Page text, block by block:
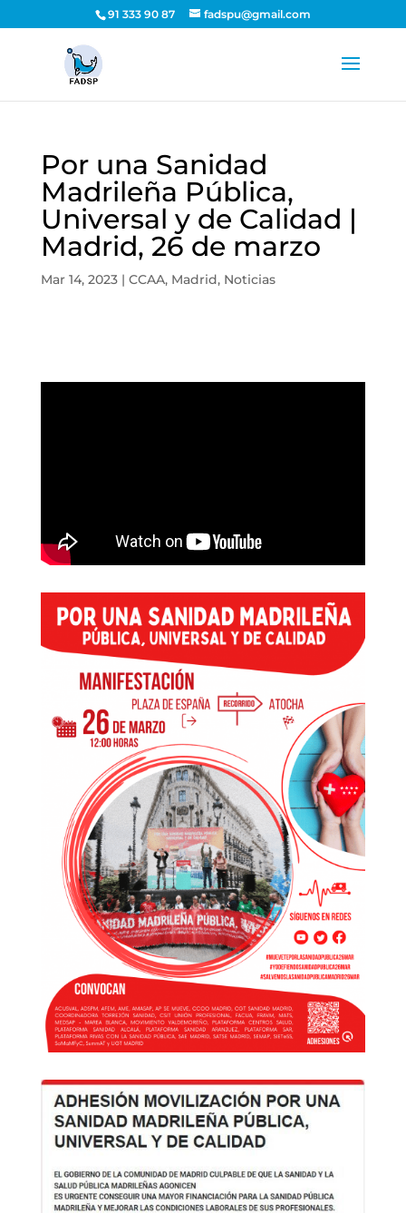
91 333 90 87 fadspu@gmail.com
Por una Sanidad
Madrileña Pública,
Universal y de Calidad |
Madrid, 26 de marzo
Mar 14, 2023| CCAA, Madrid, Noticias